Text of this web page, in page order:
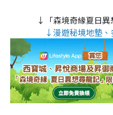
↓「森境奇緣夏日
↓漫遊秘境地墊